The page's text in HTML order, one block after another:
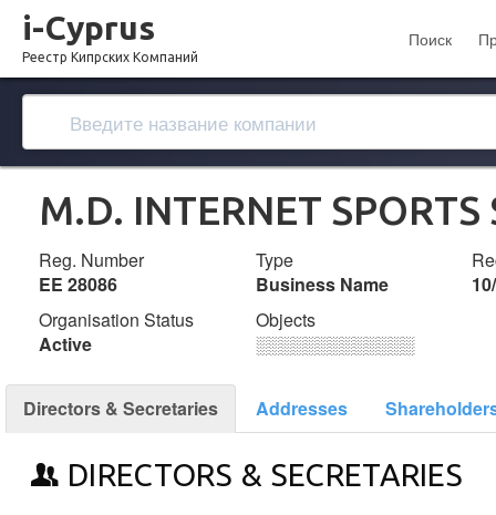
i-Cyprus
Реестр Кипрских Компаний
Поиск
M.D. INTERNET SPORTS
Reg. Number
ΕΕ 28086
Type
Business Name
Organisation Status
Active
Objects
░░░░░░░░░░░░░
Directors & Secretaries Addresses
DIRECTORS & SECRETARIES